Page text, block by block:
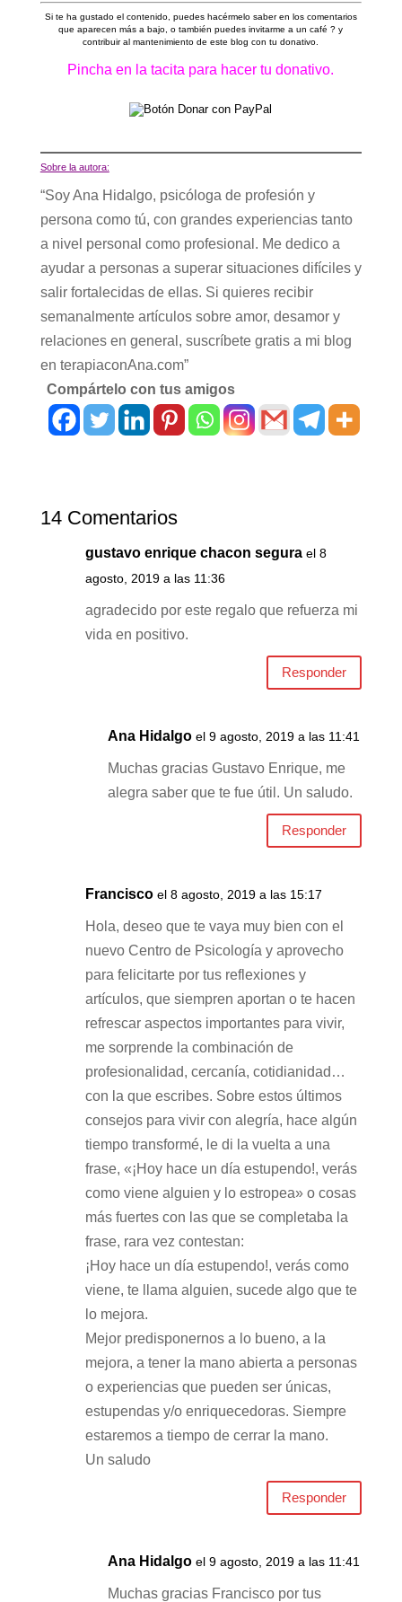
Si te ha gustado el contenido, puedes hacérmelo saber en los comentarios
que aparecen más a bajo, o también puedes invitarme a un café ? y
contribuir al mantenimiento de este blog con tu donativo.
Pincha en la tacita para hacer tu donativo.
Sobre la autora:
“Soy Ana Hidalgo, psicóloga de profesión y
persona como tú, con grandes experiencias tanto
a nivel personal como profesional. Me dedico a
ayudar a personas a superar situaciones difíciles y
salir fortalecidas de ellas. Si quieres recibir
semanalmente artículos sobre amor, desamor y
relaciones en general, suscríbete gratis a mi blog
en terapiaconAna.com”
Compártelo con tus amigos
14 Comentarios
gustavo enrique chacon segura el 8
agosto, 2019 a las 11:36
agradecido por este regalo que refuerza mi
vida en positivo.
Responder
Ana Hidalgo el 9 agosto, 2019 a las 11:41
Muchas gracias Gustavo Enrique, me
alegra saber que te fue útil. Un saludo.
Responder
Francisco el 8 agosto, 2019 a las 15:17
Hola, deseo que te vaya muy bien con el
nuevo Centro de Psicología y aprovecho
para felicitarte por tus reflexiones y
artículos, que siempren aportan o te hacen
refrescar aspectos importantes para vivir,
me sorprende la combinación de
profesionalidad, cercanía, cotidianidad…
con la que escribes. Sobre estos últimos
consejos para vivir con alegría, hace algún
tiempo transformé, le di la vuelta a una
frase, «¡Hoy hace un día estupendo!, verás
como viene alguien y lo estropea» o cosas
más fuertes con las que se completaba la
frase, rara vez contestan:
¡Hoy hace un día estupendo!, verás como
viene, te llama alguien, sucede algo que te
lo mejora.
Mejor predisponernos a lo bueno, a la
mejora, a tener la mano abierta a personas
o experiencias que pueden ser únicas,
estupendas y/o enriquecedoras. Siempre
estaremos a tiempo de cerrar la mano.
Un saludo
Responder
Ana Hidalgo el 9 agosto, 2019 a las 11:41
Muchas gracias Francisco por tus